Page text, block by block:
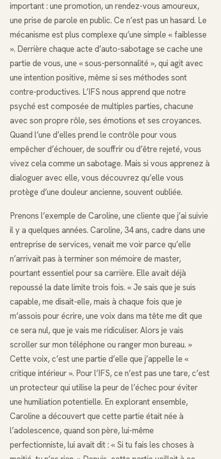
important : une promotion, un rendez-vous amoureux,
une prise de parole en public. Ce n’est pas un hasard. Le
mécanisme est plus complexe qu’une simple « faiblesse
». Derrière chaque acte d’auto-sabotage se cache une
partie de vous, une « sous-personnalité », qui agit avec
une intention positive, même si ses méthodes sont
contre-productives. L’IFS nous apprend que notre
psyché est composée de multiples parties, chacune
avec son propre rôle, ses émotions et ses croyances.
Quand l’une d’elles prend le contrôle pour vous
empêcher d’échouer, de souffrir ou d’être rejeté, vous
vivez cela comme un sabotage. Mais si vous apprenez à
dialoguer avec elle, vous découvrez qu’elle vous
protège d’une douleur ancienne, souvent oubliée.
Prenons l’exemple de Caroline, une cliente que j’ai suivie
il y a quelques années. Caroline, 34 ans, cadre dans une
entreprise de services, venait me voir parce qu’elle
n’arrivait pas à terminer son mémoire de master,
pourtant essentiel pour sa carrière. Elle avait déjà
repoussé la date limite trois fois. « Je sais que je suis
capable, me disait-elle, mais à chaque fois que je
m’assois pour écrire, une voix dans ma tête me dit que
ce sera nul, que je vais me ridiculiser. Alors je vais
scroller sur mon téléphone ou ranger mon bureau. »
Cette voix, c’est une partie d’elle que j’appelle le «
critique intérieur ». Pour l’IFS, ce n’est pas une tare, c’est
un protecteur qui utilise la peur de l’échec pour éviter
une humiliation potentielle. En explorant ensemble,
Caroline a découvert que cette partie était née à
l’adolescence, quand son père, lui-même
perfectionniste, lui avait dit : « Si tu fais les choses à